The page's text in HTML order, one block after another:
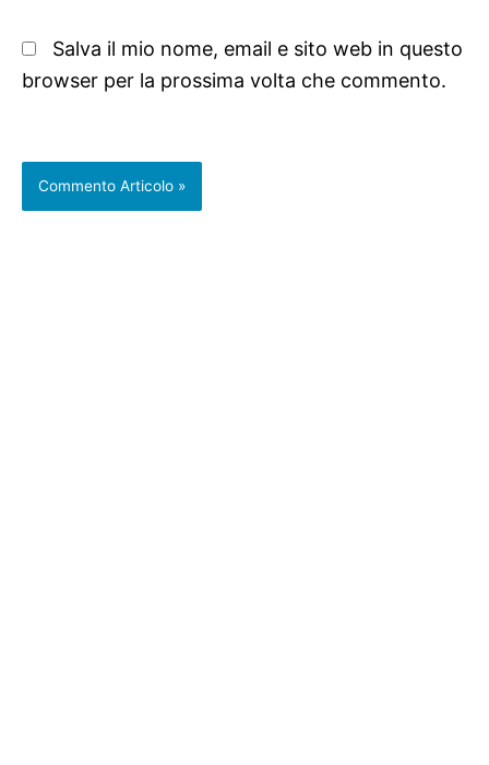
Salva il mio nome, email e sito web in questo
browser per la prossima volta che commento.